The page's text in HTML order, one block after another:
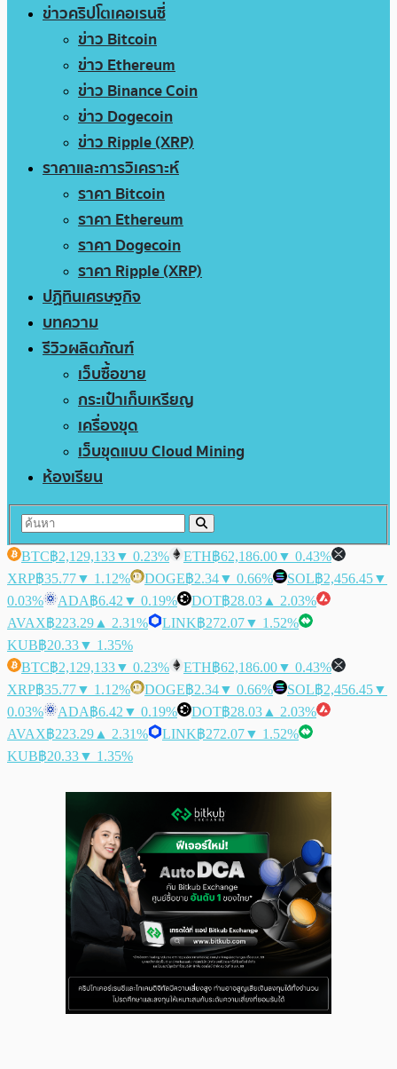
ข่าวคริปโตเคอเรนซี่
ข่าว Bitcoin
ข่าว Ethereum
ข่าว Binance Coin
ข่าว Dogecoin
ข่าว Ripple (XRP)
ราคาและการวิเคราะห์
ราคา Bitcoin
ราคา Ethereum
ราคา Dogecoin
ราคา Ripple (XRP)
ปฏิทินเศรษฐกิจ
บทความ
รีวิวผลิตภัณฑ์
เว็บซื้อขาย
กระเป๋าเก็บเหรียญ
เครื่องขุด
เว็บขุดแบบ Cloud Mining
ห้องเรียน
BTC฿2,129,133▼ 0.23% ETH฿62,186.00▼ 0.43%
XRP฿35.77▼ 1.12% DOGE฿2.34▼ 0.66% SOL฿2,456.45▼
0.03%
ADA฿6.42 ▼ 0.19% DOT฿28.03 ▲ 2.03%
AVAX฿223.29 ▲ 2.31% LINK฿272.07▼ 1.52%
KUB฿20.33▼ 1.35%
BTC฿2,129,133▼ 0.23% ETH฿62,186.00▼ 0.43%
XRP฿35.77▼ 1.12% DOGE฿2.34▼ 0.66% SOL฿2,456.45▼
0.03%
ADA฿6.42 ▼ 0.19% DOT฿28.03 ▲ 2.03%
AVAX฿223.29 ▲ 2.31% LINK฿272.07▼ 1.52%
KUB฿20.33▼ 1.35%